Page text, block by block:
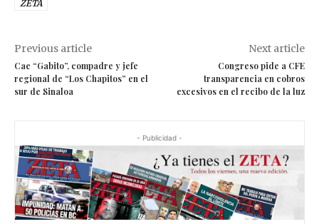
ZETA
Previous article
Cae “Gabito”, compadre y jefe
regional de “Los Chapitos” en el
sur de Sinaloa
Next article
Congreso pide a CFE
transparencia en cobros
excesivos en el recibo de la luz
- Publicidad -